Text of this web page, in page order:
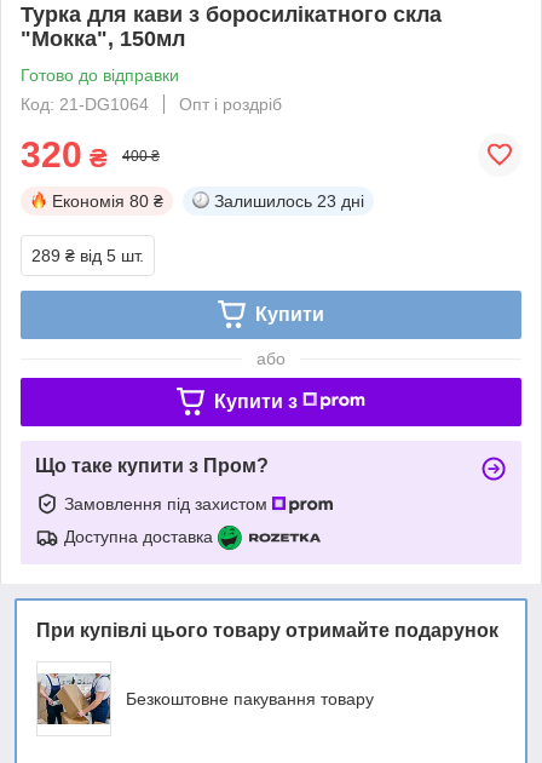
Турка для кави з боросилікатного скла
"Мокка", 150мл
Готово до відправки
Код: 21-DG1064
Опт і роздріб
320 ₴ 400 ₴
Економія 80 ₴ Залишилось 23 дні
289 ₴ від 5 шт.
Купити
або
Купити з
Що таке купити з Пром?
Замовлення під захистом
Доступна доставка
При купівлі цього товару отримайте подарунок
Безкоштовне пакування товару